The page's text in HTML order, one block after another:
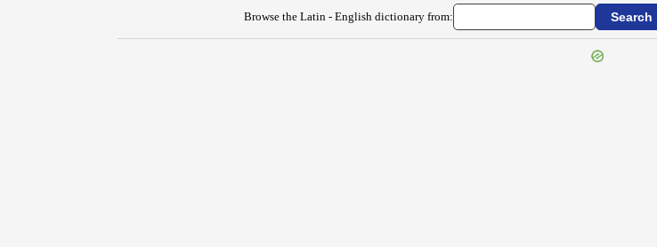
Browse the Latin - English dictionary from: